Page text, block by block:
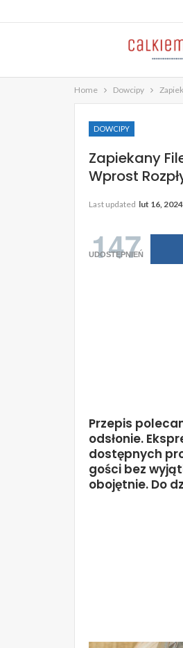
Home Dowcipy
DOWCIPY
Zapiekany
Wprost
Last updated lut 16, 2024
147
UDOSTĘPNIEŃ
Przepis
odsłonie.
dostępnych
gości bez
obojętnie. Do